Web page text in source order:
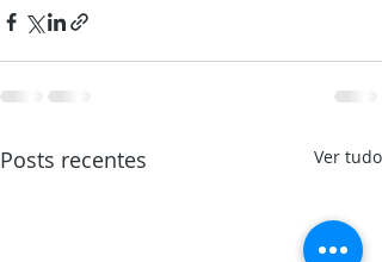
Posts recentes Ver tudo